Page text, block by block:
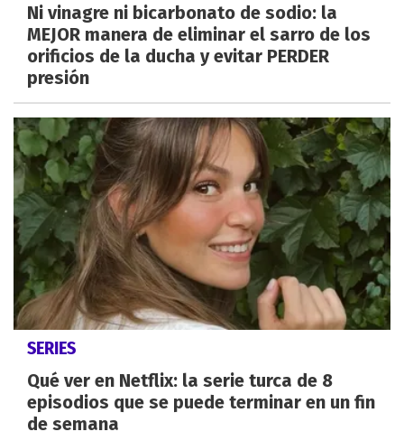
Ni vinagre ni bicarbonato de sodio: la
MEJOR manera de eliminar el sarro de los
orificios de la ducha y evitar PERDER
presión
SERIES
Qué ver en Netflix: la serie turca de 8
episodios que se puede terminar en un fin
de semana